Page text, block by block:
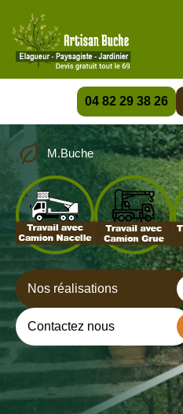
04 82 29 38 26
M.Buche
Nos réalisations
Contactez nous